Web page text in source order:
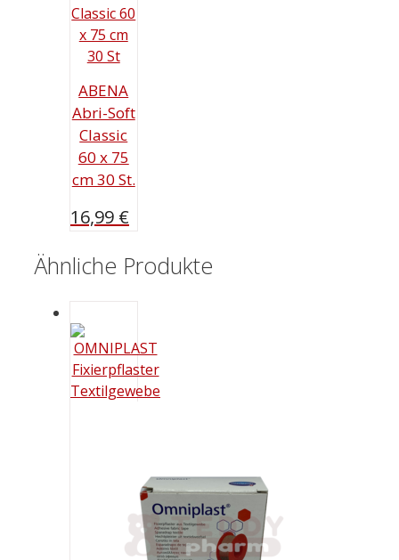
ABENA
Abri-Soft
Classic
60 x 75
cm 30 St.
16,99 €
Ähnliche Produkte